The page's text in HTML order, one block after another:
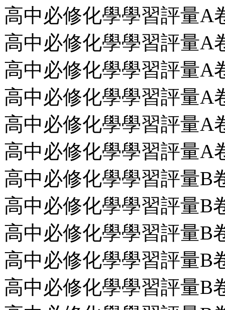
高中必修化學學習評量A
高中必修化學學習評量A
高中必修化學學習評量A
高中必修化學學習評量A
高中必修化學學習評量A
高中必修化學學習評量A
高中必修化學學習評量B
高中必修化學學習評量B
高中必修化學學習評量B
高中必修化學學習評量B
高中必修化學學習評量B